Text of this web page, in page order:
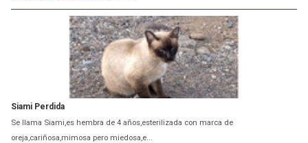
Siami Perdida
Se llama Siami,es hembra de 4 años,esterilizada con marca de
oreja,cariñosa,mimosa pero miedosa,e...